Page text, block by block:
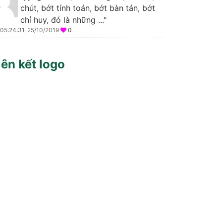
chút, bớt tính toán, bớt bàn tán, bớt
chỉ huy, đó là những ..."
05:24:31, 25/10/2019 0
kết logo